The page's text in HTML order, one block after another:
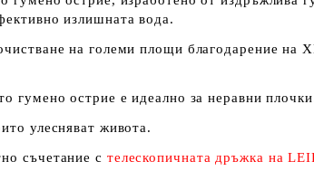
излишната вода.
на големи площи благодарение на
гумено острие е идеално за неравни
улесняват живота.
съчетание с телескопичната дръжка на